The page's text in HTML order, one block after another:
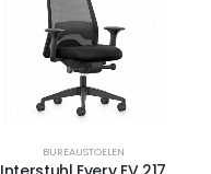
BUREAUSTOELEN